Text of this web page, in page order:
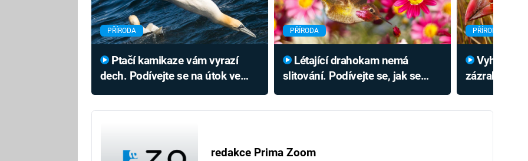
PŘÍRODA
Ptačí kamikaze vám vyrazí
dech. Podívejte se na útok ve
PŘÍRODA
Létající drahokam nemá
slitování. Podívejte se, jak se
PŘÍRODA
Vyhynulý pták se jako
zázrakem
redakce Prima Zoom